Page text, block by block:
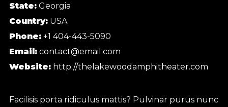
State:Georgia
Country:USA
Phone:+1 404-443-5090
Email: contact@email.com
Website: http://thelakewoodamphitheater.com
Facilisis porta ridiculus mattis? Pulvinar purus nunc